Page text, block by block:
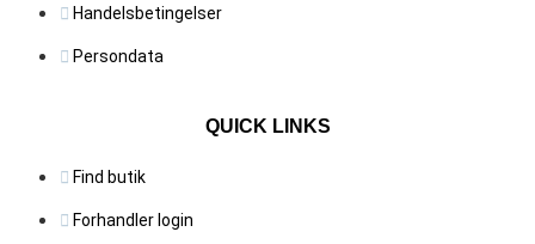
Handelsbetingelser
Persondata
QUICK LINKS
Find butik
Forhandler login